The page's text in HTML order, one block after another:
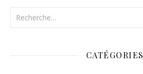
CATÉGORIES